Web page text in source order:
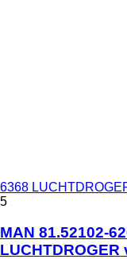
6368
5
MAN 81.52102-